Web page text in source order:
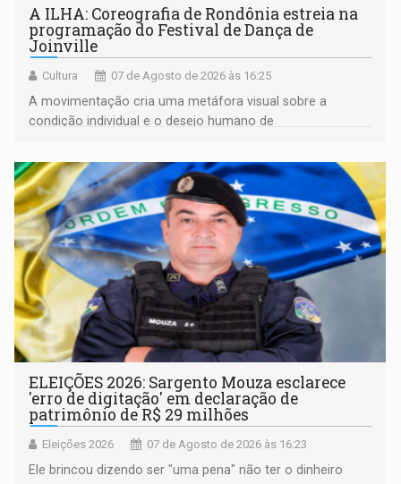
A ILHA: Coreografia de Rondônia estreia na
programação do Festival de Dança de
Joinville
Cultura 07 de Agosto de 2026 às 16:25
A movimentação cria uma metáfora visual sobre a
condição individual e o desejo humano de
ELEIÇÕES 2026: Sargento Mouza esclarece
'erro de digitação' em declaração de
patrimônio de R$ 29 milhões
Eleições 2026 07 de Agosto de 2026 às 16:23
Ele brincou dizendo ser "uma pena" não ter o dinheiro